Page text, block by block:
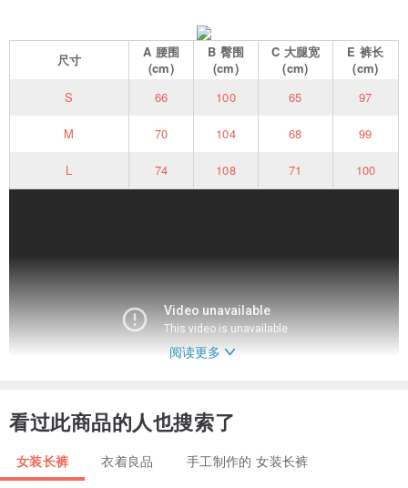
尺寸 A 腰围
(cm)
B 臀围
(cm)
C 大腿宽
(cm)
E裤长
(cm)
S
66 100 65 97
M 70 104 68 99
L 74 108 71 100
阅读更多
看过此商品的人也搜索了
女装长裤 衣着良品 手工制作的 女装长裤